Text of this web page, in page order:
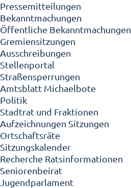
Pressemitteilungen
Bekanntmachungen
Öffentliche Bekanntmachungen
Gremiensitzungen
Ausschreibungen
Stellenportal
Straßensperrungen
Amtsblatt Michaelbote
Politik
Stadtrat und Fraktionen
Aufzeichnungen Sitzungen
Ortschaftsräte
Sitzungskalender
Recherche Ratsinformationen
Seniorenbeirat
Jugendparlament